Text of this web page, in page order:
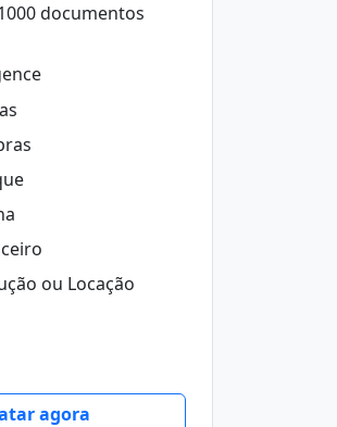
documentos
ou Locação
agora